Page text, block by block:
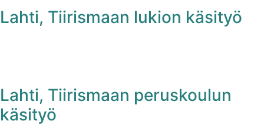
Lahti, Tiirismaan lukion käsityö
Lahti, Tiirismaan peruskoulun
käsityö